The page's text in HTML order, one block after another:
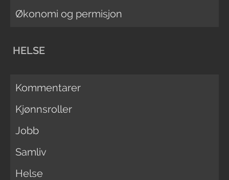
Økonomi og permisjon
HELSE
Kommentarer
Kjønnsroller
Jobb
Samliv
Helse